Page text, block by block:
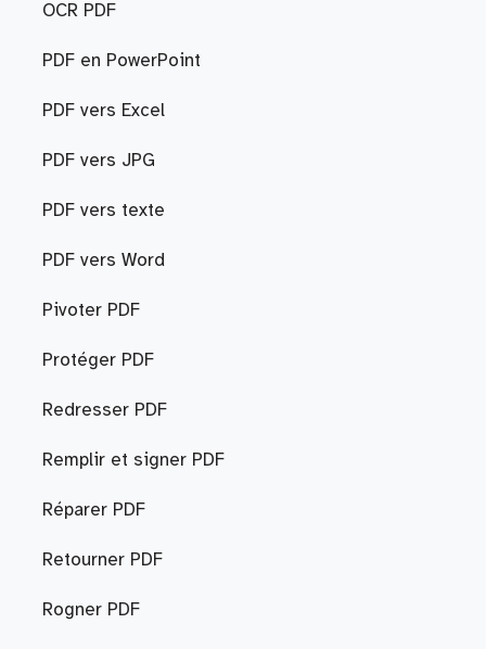
OCR PDF
PDF en PowerPoint
PDF vers Excel
PDF vers JPG
PDF vers texte
PDF vers Word
Pivoter PDF
Protéger PDF
Redresser PDF
Remplir et signer PDF
Réparer PDF
Retourner PDF
Rogner PDF